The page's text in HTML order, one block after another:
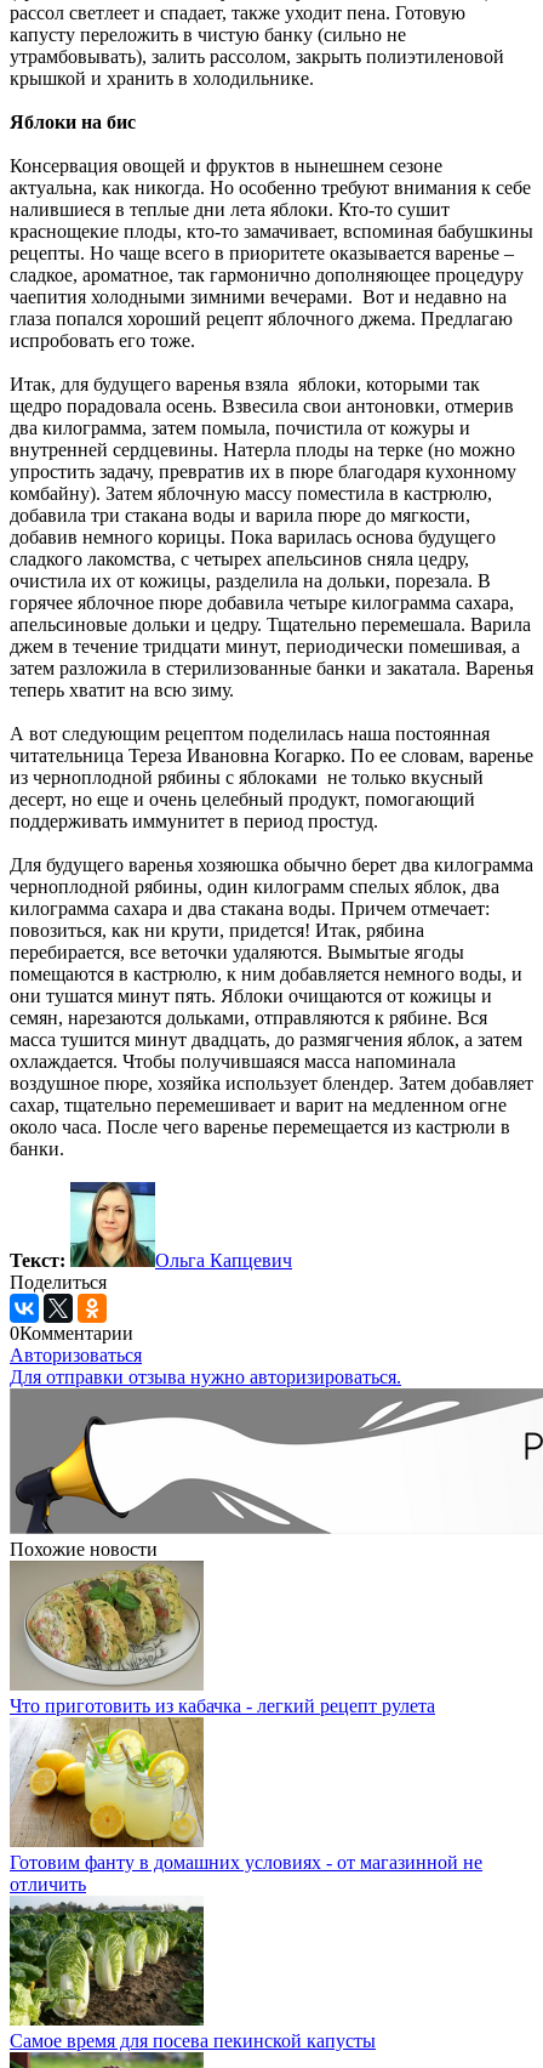
рассол светлеет и спадает, также уходит пена. Готовую
капусту переложить в чистую банку (сильно не
утрамбовывать), залить рассолом, закрыть полиэтиленовой
крышкой и хранить в холодильнике.
Яблоки на бис
Консервация овощей и фруктов в нынешнем сезоне
актуальна, как никогда. Но особенно требуют внимания к себе
налившиеся в теплые дни лета яблоки. Кто-то сушит
краснощекие плоды, кто-то замачивает, вспоминая бабушкины
рецепты. Но чаще всего в приоритете оказывается варенье –
сладкое, ароматное, так гармонично дополняющее процедуру
чаепития холодными зимними вечерами. Вот и недавно на
глаза попался хороший рецепт яблочного джема. Предлагаю
испробовать его тоже.
Итак, для будущего варенья взяла яблоки, которыми так
щедро порадовала осень. Взвесила свои антоновки, отмерив
два килограмма, затем помыла, почистила от кожуры и
внутренней сердцевины. Натерла плоды на терке (но можно
упростить задачу, превратив их в пюре благодаря кухонному
комбайну). Затем яблочную массу поместила в кастрюлю,
добавила три стакана воды и варила пюре до мягкости,
добавив немного корицы. Пока варилась основа будущего
сладкого лакомства, с четырех апельсинов сняла цедру,
очистила их от кожицы, разделила на дольки, порезала. В
горячее яблочное пюре добавила четыре килограмма сахара,
апельсиновые дольки и цедру. Тщательно перемешала. Варила
джем в течение тридцати минут, периодически помешивая, а
затем разложила в стерилизованные банки и закатала. Варенья
теперь хватит на всю зиму.
А вот следующим рецептом поделилась наша постоянная
читательница Тереза Ивановна Когарко. По ее словам, варенье
из черноплодной рябины с яблоками не только вкусный
десерт, но еще и очень целебный продукт, помогающий
поддерживать иммунитет в период простуд.
Для будущего варенья хозяюшка обычно берет два килограмма
черноплодной рябины, один килограмм спелых яблок, два
килограмма сахара и два стакана воды. Причем отмечает:
повозиться, как ни крути, придется! Итак, рябина
перебирается, все веточки удаляются. Вымытые ягоды
помещаются в кастрюлю, к ним добавляется немного воды, и
они тушатся минут пять. Яблоки очищаются от кожицы и
семян, нарезаются дольками, отправляются к рябине. Вся
масса тушится минут двадцать, до размягчения яблок, а затем
охлаждается. Чтобы получившаяся масса напоминала
воздушное пюре, хозяйка использует блендер. Затем добавляет
сахар, тщательно перемешивает и варит на медленном огне
около часа. После чего варенье перемещается из кастрюли в
банки.
Текст:
Ольга Капцевич
Поделиться
0Комментарии
Авторизоваться
Для отправки отзыва нужно авторизироваться.
Похожие новости
Что приготовить из кабачка - легкий рецепт рулета
Готовим фанту в домашних условиях - от магазинной не
отличить
Самое время для посева пекинской капусты